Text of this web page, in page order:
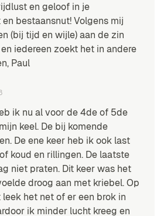
en geloof in je
bestaansnut! Volgens mij
(bij tijd en wijle) aan de zin
iedereen zoekt het in andere
Paul
ik nu al voor de 4de of 5de
keel. De bij komende
De ene keer heb ik ook last
koud en rillingen. De laatste
niet praten. Dit keer was het
droog aan met kriebel. Op
het net of er een brok in
ik minder lucht kreeg en